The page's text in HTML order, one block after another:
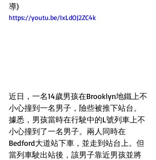
導)
https://youtu.be/IxLdOJ2ZC4k
近日，一名14歲男孩在Brooklyn地鐵上不
小心撞到一名男子，險些被推下站台。
據悉，男孩當時在行駛中的L號列車上不
小心撞到了一名男子。兩人同時在
Bedford大道站下車，並走到站台上。但
當列車駛出站後，該男子靠近男孩並將